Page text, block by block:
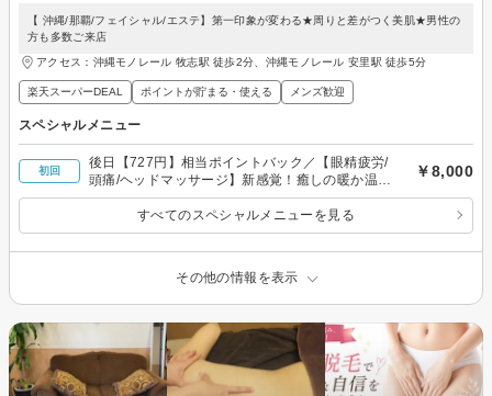
【 沖縄/那覇/フェイシャル/エステ】第一印象が変わる★周りと差がつく美肌★男性の
方も多数ご来店
アクセス：沖縄モノレール 牧志駅 徒歩2分、沖縄モノレール 安里駅 徒歩5分
楽天スーパーDEAL ポイントが貯まる・使える メンズ歓迎
スペシャルメニュー
初回
後日【727円】相当ポイントバック／【眼精疲労/
頭痛/ヘッドマッサージ】新感覚！癒しの暖か温熱
ヘッドマッサージ
￥8,000
すべてのスペシャルメニューを見る
その他の情報を表示